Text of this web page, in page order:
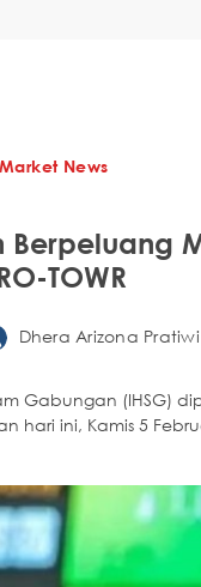
Market News
Berpeluang
TOWR
Dhera Arizona Pratiwi
Gabungan (IHSG)
hari ini, Kamis 5